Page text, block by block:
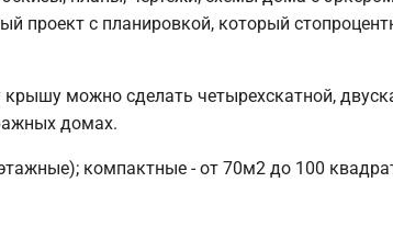
проект с планировкой, который
можно сделать четырехскатной,
домах.
компактные - от 70м2 до 100